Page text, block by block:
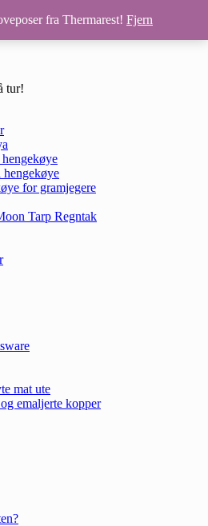
tur!
hengekøye
for gramjegere
Tarp Regntak
mat ute
emaljerte kopper
fra Thermarest! Fjern